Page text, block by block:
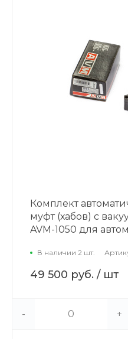
Комплект
муфт (хабов) с
AVM-1050 для
В наличии 2 шт.
49 500 руб. / шт
- +